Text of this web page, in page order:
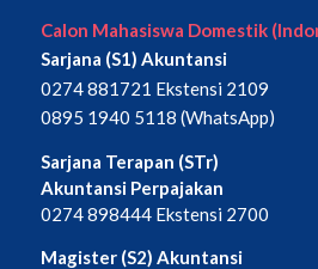
Calon Mahasiswa Domestik
Sarjana (S1) Akuntansi
0274 881721 Ekstensi 2109
0895 1940 5118 (WhatsApp)
Sarjana Terapan (STr)
Akuntansi Perpajakan
0274 898444 Ekstensi 2700
Magister (S2) Akuntansi